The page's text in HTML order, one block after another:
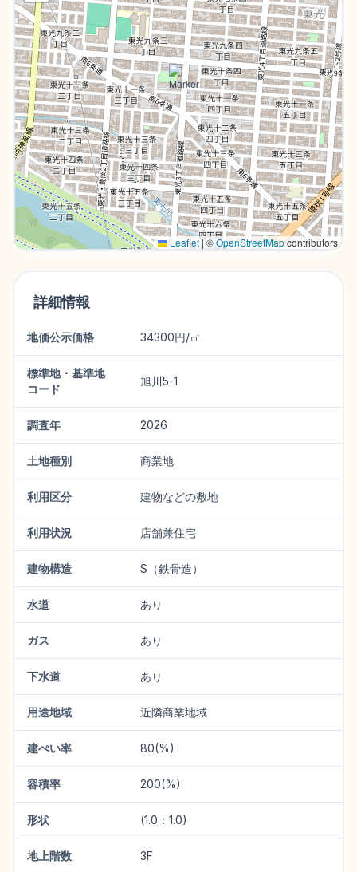
Leaflet |©OpenStreetMapcontributors
詳細情報
地価公示価格 34300円/㎡
標準地・基準地
コード
旭川5-1
調査年 2026
土地種別 商業地
利用区分 建物などの敷地
利用状況 店舗兼住宅
建物構造 S（鉄骨造）
水道 あり
ガス あり
下水道 あり
用途地域 近隣商業地域
建ぺい率 80(%)
容積率 200(%)
形状 (1.0：1.0)
地上階数 3F